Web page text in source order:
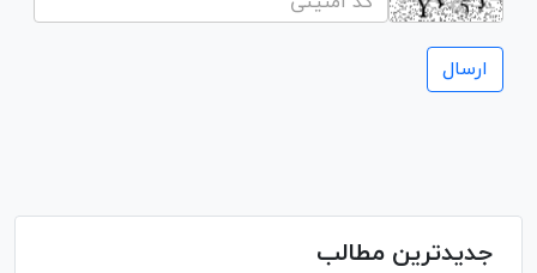
جدیدترین مطالب